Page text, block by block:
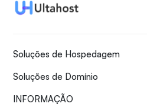
Soluções de Hospedagem
Soluções de Domínio
INFORMAÇÃO